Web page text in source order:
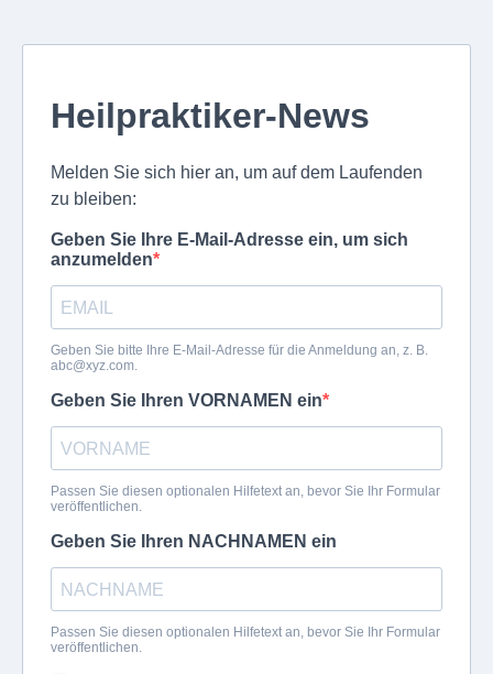
Heilpraktiker-News
Melden Sie sich hier an, um auf dem Laufenden
zu bleiben:
Geben Sie Ihre E-Mail-Adresse ein, um sich
anzumelden
Geben Sie bitte Ihre E-Mail-Adresse für die Anmeldung an, z. B.
abc@xyz.com.
Geben Sie Ihren VORNAMEN ein
Passen Sie diesen optionalen Hilfetext an, bevor Sie Ihr Formular
veröffentlichen.
Geben Sie Ihren NACHNAMEN ein
Passen Sie diesen optionalen Hilfetext an, bevor Sie Ihr Formular
veröffentlichen.